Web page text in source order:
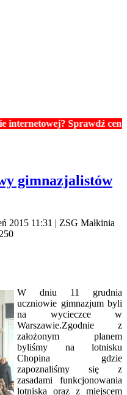
Sprawdź ceny
gimnazjalistów
2015 11:31 | ZSG Małkinia
W dniu 11 grudnia
uczniowie gimnazjum byli
na wycieczce w
Warszawie.Zgodnie z
założonym planem
byliśmy na lotnisku
Chopina gdzie
zapoznaliśmy się z
zasadami funkcjonowania
lotniska oraz z miejscem